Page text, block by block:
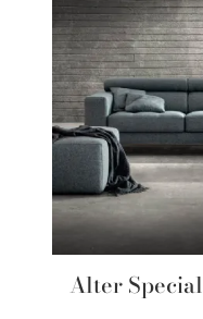
Alter Special